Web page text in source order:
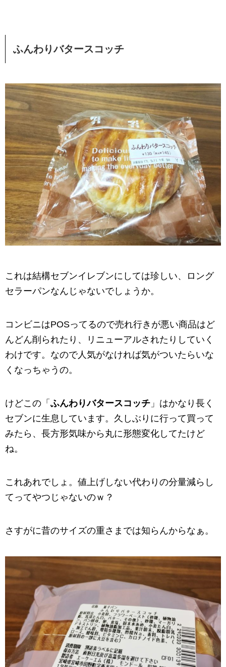
ふんわりバタースコッチ
これは結構セブンイレブンにしては珍しい、ロング
セラーパンなんじゃないでしょうか。
コンビニはPOSってるので売れ行きが悪い商品はど
んどん削られたり、リニューアルされたりしていく
わけです。なので人気がなければ気がついたらいな
くなっちゃうの。
けどこの「 ふんわりバタースコッチ 」はかなり長く
セブンに生息しています。久しぶりに行って買って
みたら、長方形気味から丸に形態変化してたけど
ね。
これあれでしょ。値上げしない代わりの分量減らし
てってやつじゃないのｗ？
さすがに昔のサイズの重さまでは知らんからなぁ。